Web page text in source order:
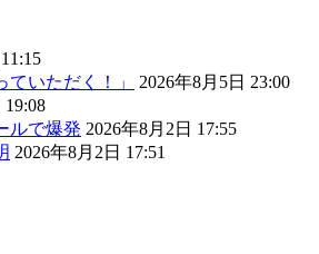
いただく！」
2026年8月5日 23:00
19:08
ルで爆発 2026年8月2日 17:55
2026年8月2日 17:51